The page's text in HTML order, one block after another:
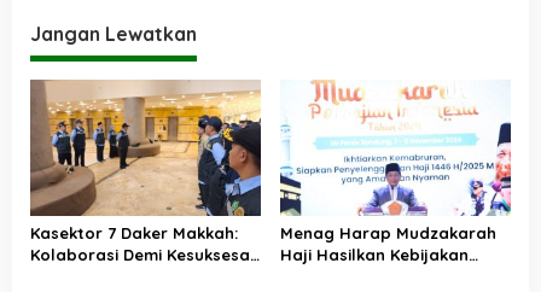
Jangan Lewatkan
Kasektor 7 Daker Makkah:
Kolaborasi Demi Kesuksesan
Menag Harap Mudzakarah
Haji Hasilkan Kebijakan